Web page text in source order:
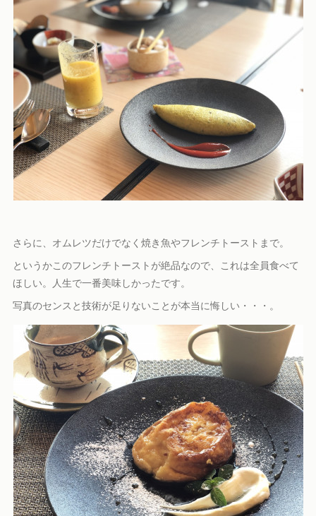
さらに、オムレツだけでなく焼き魚やフレンチトーストまで。
というかこのフレンチトーストが絶品なので、これは全員食べて
ほしい。人生で一番美味しかったです。
写真のセンスと技術が足りないことが本当に悔しい・・・。